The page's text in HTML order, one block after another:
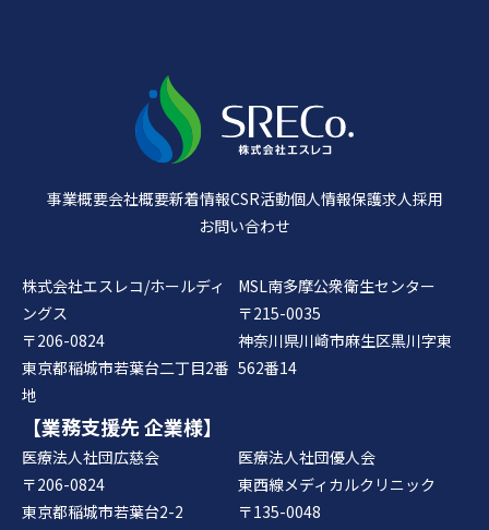
事業概要会社概要新着情報CSR活動個人情報保護求人採用
お問い合わせ
株式会社エスレコ/ホールディ
ングス
〒206-0824
東京都稲城市若葉台二丁目2番
地
MSL南多摩公衆衛生センター
〒215-0035
神奈川県川崎市麻生区黒川字東
562番14
【業務支援先 企業様】
医療法人社団広慈会
〒206-0824
東京都稲城市若葉台2-2
医療法人社団優人会
東西線メディカルクリニック
〒135-0048